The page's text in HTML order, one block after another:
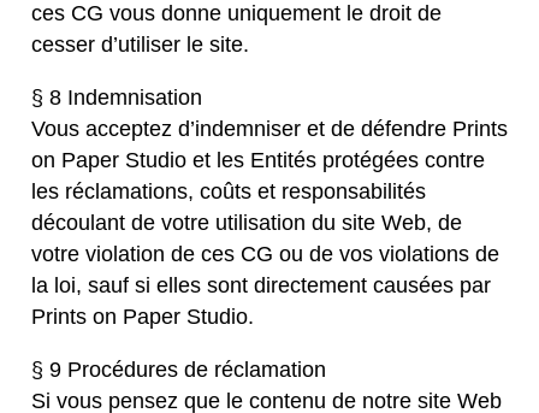
ces CG vous donne uniquement le droit de
cesser d’utiliser le site.
§ 8 Indemnisation
Vous acceptez d’indemniser et de défendre Prints
on Paper Studio et les Entités protégées contre
les réclamations, coûts et responsabilités
découlant de votre utilisation du site Web, de
votre violation de ces CG ou de vos violations de
la loi, sauf si elles sont directement causées par
Prints on Paper Studio.
§ 9 Procédures de réclamation
Si vous pensez que le contenu de notre site Web